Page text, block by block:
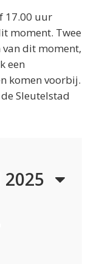
17.00 uur
moment. Twee
dit moment,
een
komen voorbij.
Sleutelstad